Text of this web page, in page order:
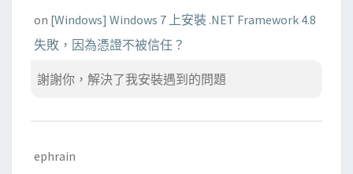
on [Windows] Windows 7 上安裝 .NET Framework 4.8
失敗，因為憑證不被信任？
謝謝你，解決了我安裝遇到的問題
ephrain